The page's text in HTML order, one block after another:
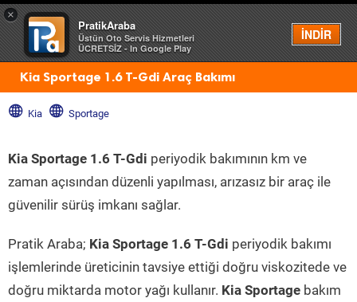
×
PratikAraba
Üstün Oto Servis Hizmetleri
ÜCRETSİZ - In Google Play
İNDİR
Menü
Kia Sportage 1.6 T-Gdi Araç Bakımı
Kia Sportage
Kia Sportage 1.6 T-Gdi periyodik bakımının km ve
zaman açısından düzenli yapılması, arızasız bir araç ile
güvenilir sürüş imkanı sağlar.
Pratik Araba; Kia Sportage 1.6 T-Gdi periyodik bakımı
işlemlerinde üreticinin tavsiye ettiği doğru viskozitede ve
doğru miktarda motor yağı kullanır. Kia Sportage bakım